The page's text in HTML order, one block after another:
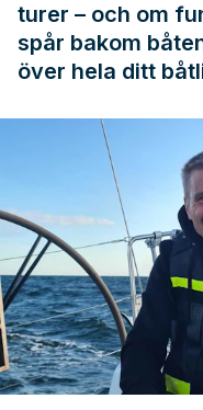
turer – och om
spår bakom
över hela ditt